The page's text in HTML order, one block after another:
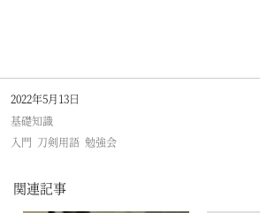
2022年5月13日
基礎知識
入門 刀剣用語 勉強会
関連記事